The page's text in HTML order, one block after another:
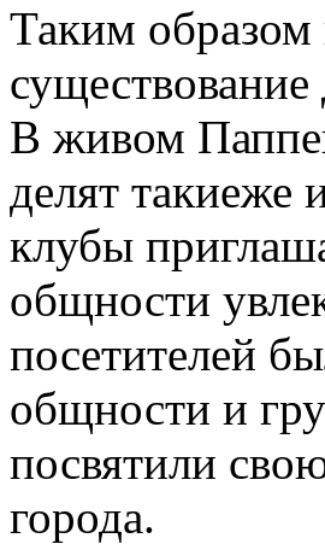
Таким образом
В живом
делят
клубы
общности
посетителей
общности и
посвятили
города.